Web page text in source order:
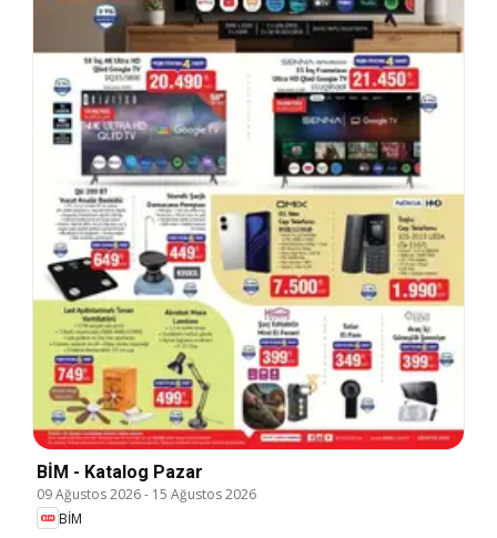
BİM - Katalog Pazar
09 Ağustos 2026- 15 Ağustos 2026
BİM